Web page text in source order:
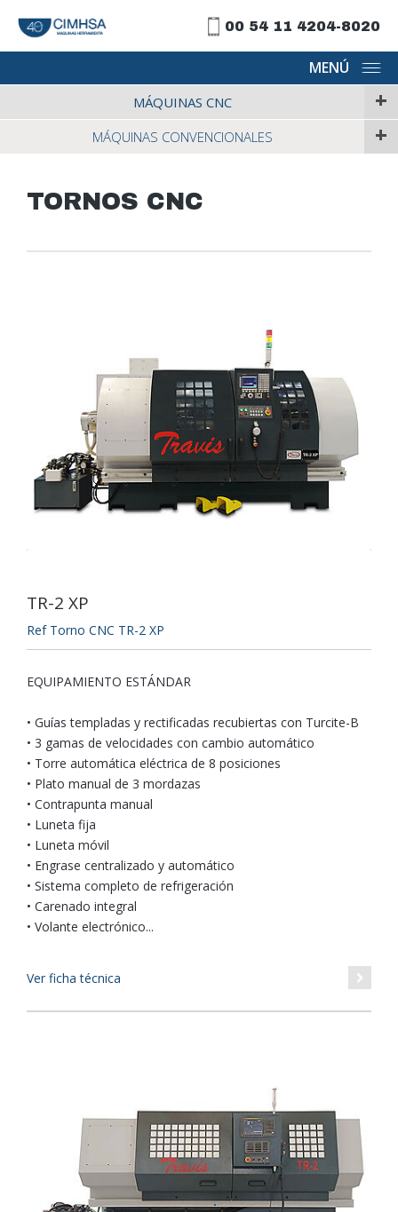
00 54 11 4204-8020
MENÚ
MÁQUINAS CNC +
MÁQUINAS CONVENCIONALES +
TORNOS CNC
TR-2 XP
Ref Torno CNC TR-2 XP
EQUIPAMIENTO ESTÁNDAR
• Guías templadas y rectificadas recubiertas con Turcite-B
• 3 gamas de velocidades con cambio automático
• Torre automática eléctrica de 8 posiciones
• Plato manual de 3 mordazas
• Contrapunta manual
• Luneta fija
• Luneta móvil
• Engrase centralizado y automático
• Sistema completo de refrigeración
• Carenado integral
• Volante electrónico...
Ver ficha técnica